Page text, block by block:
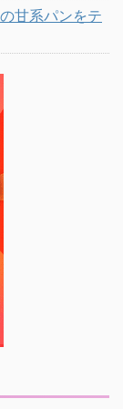
甘系パンをテ